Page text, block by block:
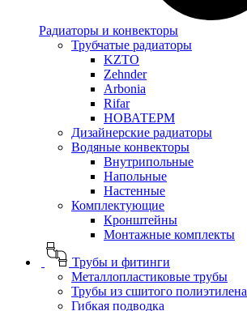
Радиаторы и конвекторы
Трубчатые радиаторы
KZTO
Zehnder
Arbonia
Rifar
НОВАТЕРМ
Дизайнерские радиаторы
Водяные конвекторы
Внутрипольные
Напольные
Настенные
Комплектующие
Кронштейны
Монтажные комплекты
Трубы и фитинги
Металлопластиковые трубы
Трубы из сшитого полиэтилена
Гибкая подводка